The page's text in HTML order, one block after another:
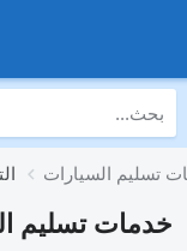
تسليم السيارات
خدمات تسليم